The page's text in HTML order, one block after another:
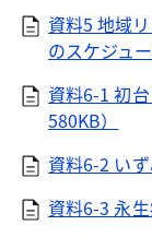
資料5 地域
のスケジュ
資料6-1 初
580KB）
資料6-2 い
資料6-3 永生